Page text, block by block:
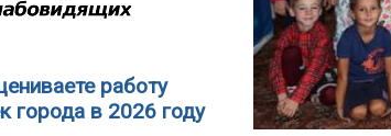
работу
города в 2026 году